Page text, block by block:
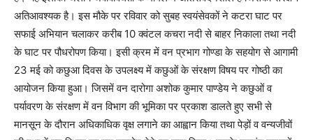
अतिआवश्यक है। इस मौके पर रविवार को सुबह स्वयंसेवकों ने कटरा घाट पर
सफाई अभियान चलाकर करीब 10 क्वंटल कचरा नदी से बाहर निकाला तथा नदी
के घाट पर पौधरोपण किया। इसी क्रम में वन प्रभाग गोण्डा के सहयोग से आगामी
23 मई को कछुआ दिवस के उपलक्ष्य में कछुओं के संरक्षण विषय पर गोष्ठी का
आयोजन किया हुआ। जिसमें वन दारोगा अशोक कुमार पाण्डेय ने कछुओं व
पर्यावरण के संरक्षण में वन विभाग की भूमिका पर प्रकाश डालते हुए सभी से
मानसून के दौरान अधिकाधिक वृक्ष लगाने का आह्वान किया तथा पेड़ों व वन्यजीवों